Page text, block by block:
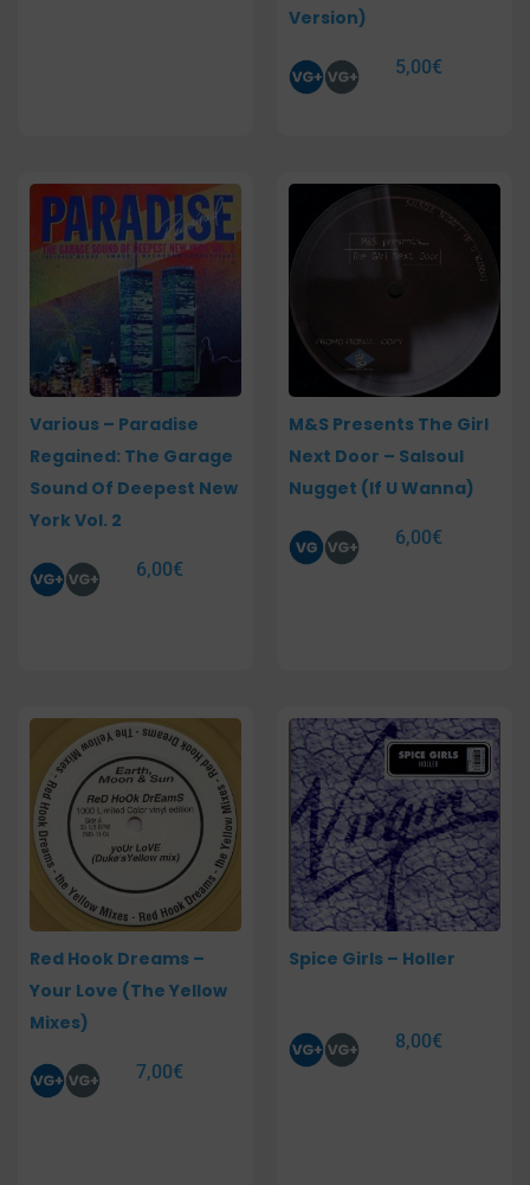
Version)
5,00€
Various – Paradise
Regained: The Garage
Sound Of Deepest New
York Vol. 2
6,00€
M&S Presents The Girl
Next Door – Salsoul
Nugget (If U Wanna)
6,00€
Red Hook Dreams –
Your Love (The Yellow
Mixes)
7,00€
Spice Girls – Holler
8,00€